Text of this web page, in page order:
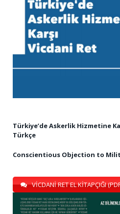
Türkiye’de Askerlik Hizmetine
Türkçe
Conscientious Objection to
VİCDANİ RET EL KİTAPÇIĞI